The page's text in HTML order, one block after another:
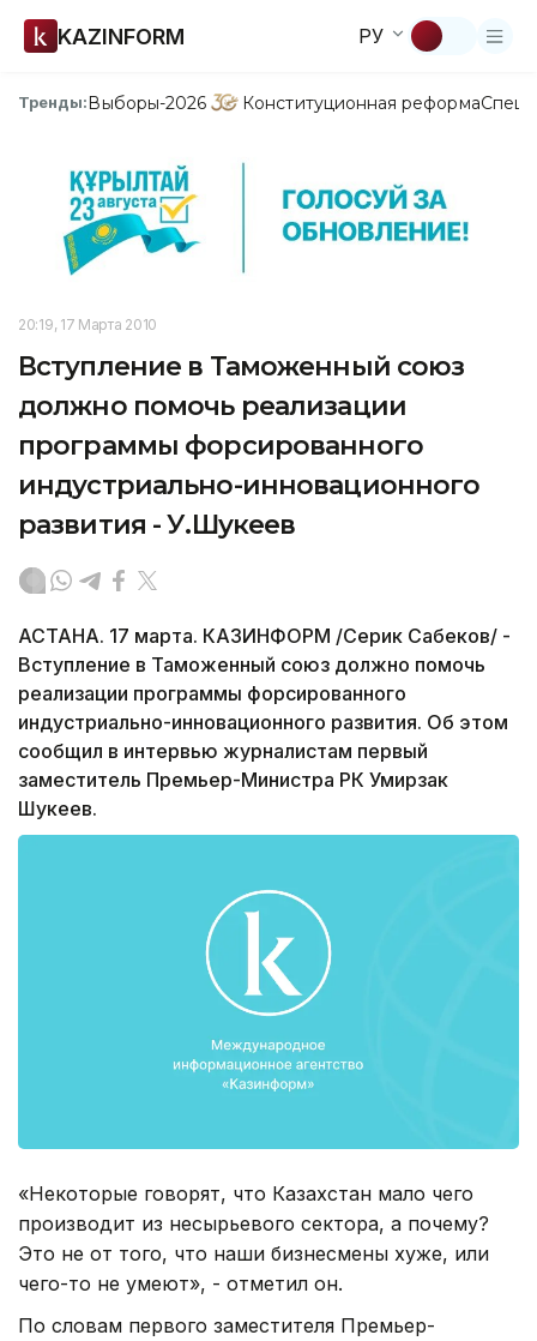
KAZINFORM РУ
Тренды:Выборы-2026 Конституционная реформа
20:19, 17 Марта 2010
Вступление в Таможенный союз
должно помочь реализации
программы форсированного
индустриально-инновационного
развития - У.Шукеев
АСТАНА. 17 марта. КАЗИНФОРМ /Серик Сабеков/ -
Вступление в Таможенный союз должно помочь
реализации программы форсированного
индустриально-инновационного развития. Об этом
сообщил в интервью журналистам первый
заместитель Премьер-Министра РК Умирзак
Шукеев.
«Некоторые говорят, что Казахстан мало чего
производит из несырьевого сектора, а почему?
Это не от того, что наши бизнесмены хуже, или
чего-то не умеют», - отметил он.
По словам первого заместителя Премьер-